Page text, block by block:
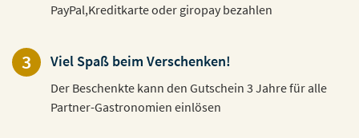
PayPal,Kreditkarte oder giropay bezahlen
3 Viel Spaß beim Verschenken!
Der Beschenkte kann den Gutschein 3 Jahre für alle
Partner-Gastronomien einlösen